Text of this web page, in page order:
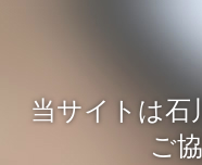
当サイトは石
ご